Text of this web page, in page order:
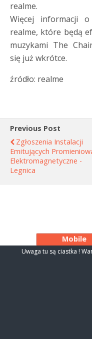
realme.
Więcej informacji
realme, które będą
muzykami The
się już wkrótce.
źródło: realme
Previous Post
Zgłoszenia Instalacji
Emitujących
Elektromagnetyczne -
Legnica
Mobile
Uwaga tu są ciastka !